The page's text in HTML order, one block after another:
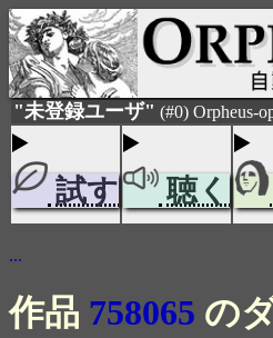
"未登録ユーザ" (#0) Orpheus-
試す 聴く
...
作品 758065 の